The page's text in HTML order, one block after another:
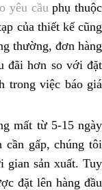
yêu cầuphụ thuộc
của thiết kế cũng
thường, đơn hàng
đãi hơn so với đặt
trong việc báo giá
mất từ 5-15 ngày
cần gấp, chúng tôi
gian sản xuất. Tuy
đặt lên hàng đầu